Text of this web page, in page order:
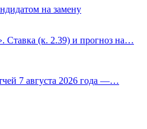
на замену
Ставка (к. 2.39) и прогноз на…
7 августа 2026 года —…